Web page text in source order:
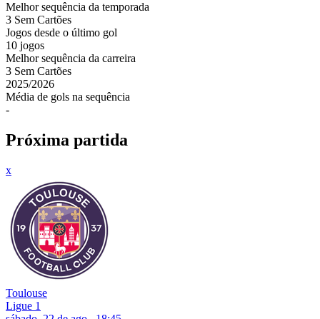
Melhor sequência da temporada
3 Sem Cartões
Jogos desde o último gol
10 jogos
Melhor sequência da carreira
3 Sem Cartões
2025/2026
Média de gols na sequência
-
Próxima partida
x
Toulouse
Ligue 1